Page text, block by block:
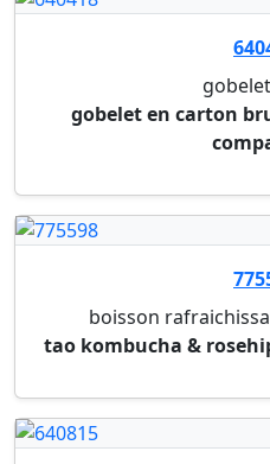
recipient
couvercle transparent
recipient
23 x 23 x 4 cm - 1
recipient